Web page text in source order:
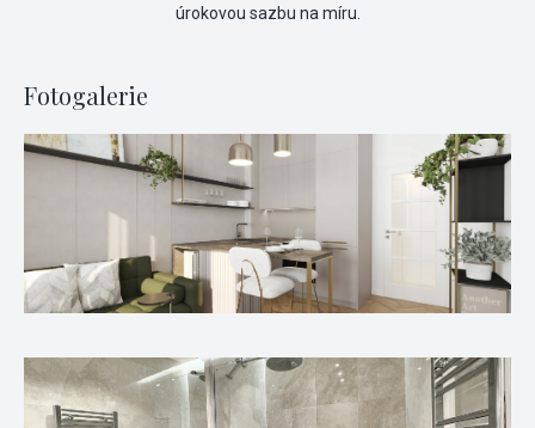
úrokovou sazbu na míru.
Fotogalerie